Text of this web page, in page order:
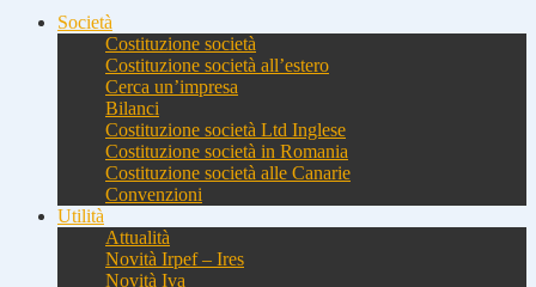
Società
Costituzione società
Costituzione società all’estero
Cerca un’impresa
Bilanci
Costituzione società Ltd Inglese
Costituzione società in Romania
Costituzione società alle Canarie
Convenzioni
Utilità
Attualità
Novità Irpef – Ires
Novità Iva